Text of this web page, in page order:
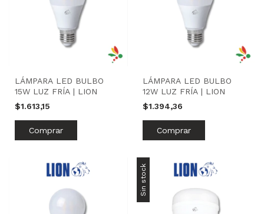
LÁMPARA LED BULBO
15W LUZ FRÍA | LION
$1.613,15
LÁMPARA LED BULBO
12W LUZ FRÍA | LION
$1.394,36
Sin stock